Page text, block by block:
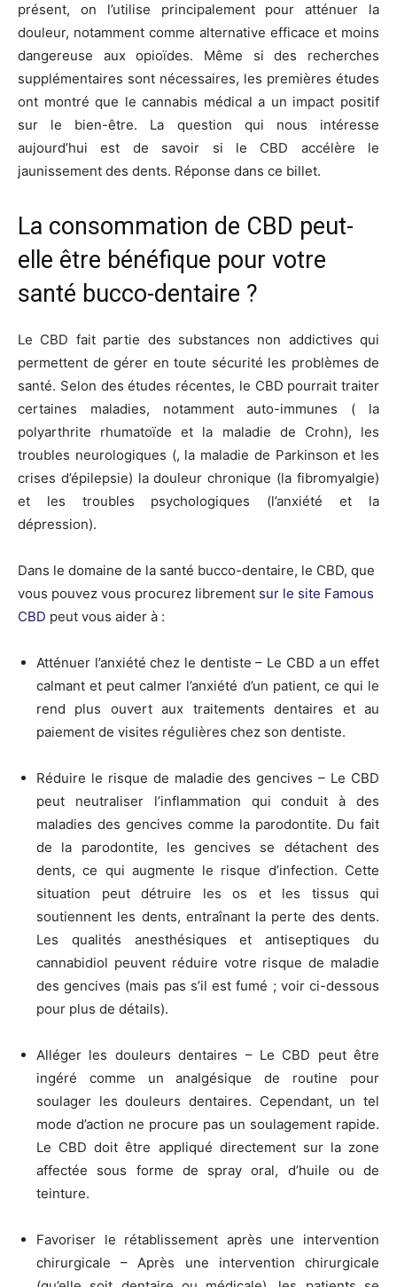
présent, on l’utilise principalement pour atténuer la
douleur, notamment comme alternative efficace et moins
dangereuse aux opioïdes. Même si des recherches
supplémentaires sont nécessaires, les premières études
ont montré que le cannabis médical a un impact positif
sur le bien-être. La question qui nous intéresse
aujourd’hui est de savoir si le CBD accélère le
jaunissement des dents. Réponse dans ce billet.
La consommation de CBD peut-
elle être bénéfique pour votre
santé bucco-dentaire ?
Le CBD fait partie des substances non addictives qui
permettent de gérer en toute sécurité les problèmes de
santé. Selon des études récentes, le CBD pourrait traiter
certaines maladies, notamment auto-immunes ( la
polyarthrite rhumatoïde et la maladie de Crohn), les
troubles neurologiques (, la maladie de Parkinson et les
crises d’épilepsie) la douleur chronique (la fibromyalgie)
et les troubles psychologiques (l’anxiété et la
dépression).
Dans le domaine de la santé bucco-dentaire, le CBD, que
vous pouvez vous procurez librement sur le site Famous
CBD peut vous aider à :
Atténuer l’anxiété chez le dentiste – Le CBD a un effet
calmant et peut calmer l’anxiété d’un patient, ce qui le
rend plus ouvert aux traitements dentaires et au
paiement de visites régulières chez son dentiste.
Réduire le risque de maladie des gencives – Le CBD
peut neutraliser l’inflammation qui conduit à des
maladies des gencives comme la parodontite. Du fait
de la parodontite, les gencives se détachent des
dents, ce qui augmente le risque d’infection. Cette
situation peut détruire les os et les tissus qui
soutiennent les dents, entraînant la perte des dents.
Les qualités anesthésiques et antiseptiques du
cannabidiol peuvent réduire votre risque de maladie
des gencives (mais pas s’il est fumé ; voir ci-dessous
pour plus de détails).
Alléger les douleurs dentaires – Le CBD peut être
ingéré comme un analgésique de routine pour
soulager les douleurs dentaires. Cependant, un tel
mode d’action ne procure pas un soulagement rapide.
Le CBD doit être appliqué directement sur la zone
affectée sous forme de spray oral, d’huile ou de
teinture.
Favoriser le rétablissement après une intervention
chirurgicale – Après une intervention chirurgicale